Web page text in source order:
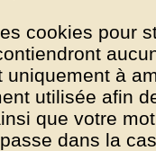
cookies pour
uniquement à
utilisée afin
que votre
dans la